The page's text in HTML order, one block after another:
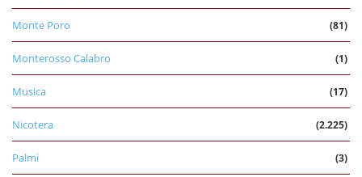
Monte Poro (81)
Monterosso Calabro (1)
Musica (17)
Nicotera (2.225)
Palmi (3)